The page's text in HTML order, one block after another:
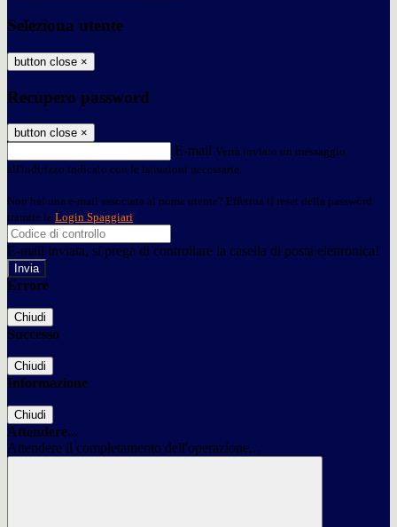
Seleziona utente
button close ×
Recupero password
button close ×
E-mail Verrà inviato un messaggio
all'indirizzo indicato con le istruzioni necessarie.
Non hai una e-mail associata al nome utente? Effettua il reset della password
tramite la Login Spaggiari
E-mail inviata, si prega di controllare la casella di posta elettronica!
Errore
Chiudi
Successo
Chiudi
Informazione
Chiudi
Attendere...
Attendere il completamento dell'operazione...